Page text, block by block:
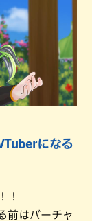
になる
！
前はバーチャ